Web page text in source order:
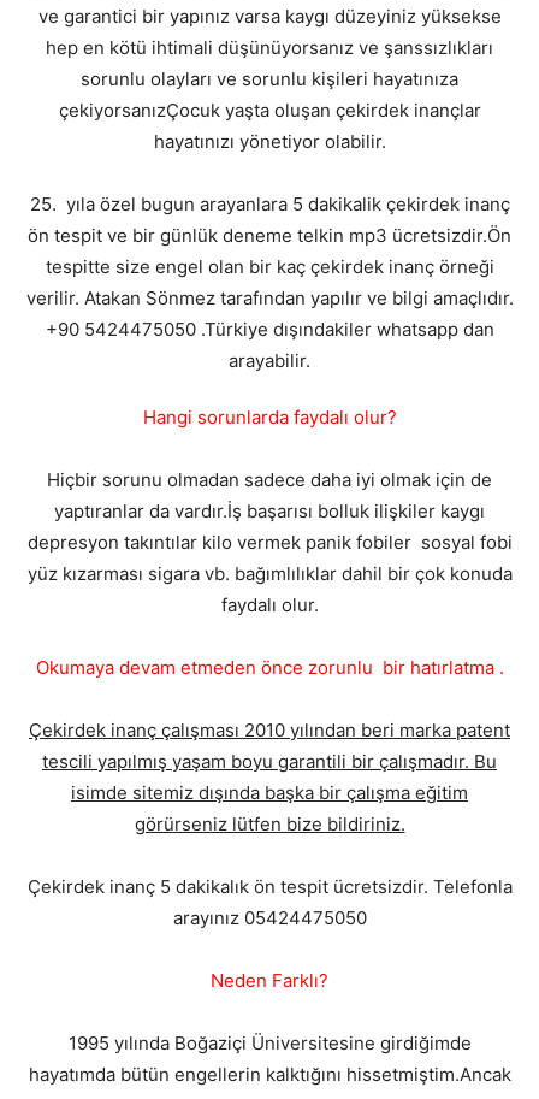
ve garantici bir yapınız varsa kaygı düzeyiniz yüksekse
hep en kötü ihtimali düşünüyorsanız ve şanssızlıkları
sorunlu olayları ve sorunlu kişileri hayatınıza
çekiyorsanızÇocuk yaşta oluşan çekirdek inançlar
hayatınızı yönetiyor olabilir.
25. yıla özel bugun arayanlara 5 dakikalik çekirdek inanç
ön tespit ve bir günlük deneme telkin mp3 ücretsizdir.Ön
tespitte size engel olan bir kaç çekirdek inanç örneği
verilir. Atakan Sönmez tarafından yapılır ve bilgi amaçlıdır.
+90 5424475050 .Türkiye dışındakiler whatsapp dan
arayabilir.
Hangi sorunlarda faydalı olur?
Hiçbir sorunu olmadan sadece daha iyi olmak için de
yaptıranlar da vardır.İş başarısı bolluk ilişkiler kaygı
depresyon takıntılar kilo vermek panik fobiler sosyal fobi
yüz kızarması sigara vb. bağımlılıklar dahil bir çok konuda
faydalı olur.
Okumaya devam etmeden önce zorunlu bir hatırlatma .
Çekirdek inanç çalışması 2010 yılından beri marka patent
tescili yapılmış yaşam boyu garantili bir çalışmadır. Bu
isimde sitemiz dışında başka bir çalışma eğitim
görürseniz lütfen bize bildiriniz.
Çekirdek inanç 5 dakikalık ön tespit ücretsizdir. Telefonla
arayınız 05424475050
Neden Farklı?
1995 yılında Boğaziçi Üniversitesine girdiğimde
hayatımda bütün engellerin kalktığını hissetmiştim.Ancak